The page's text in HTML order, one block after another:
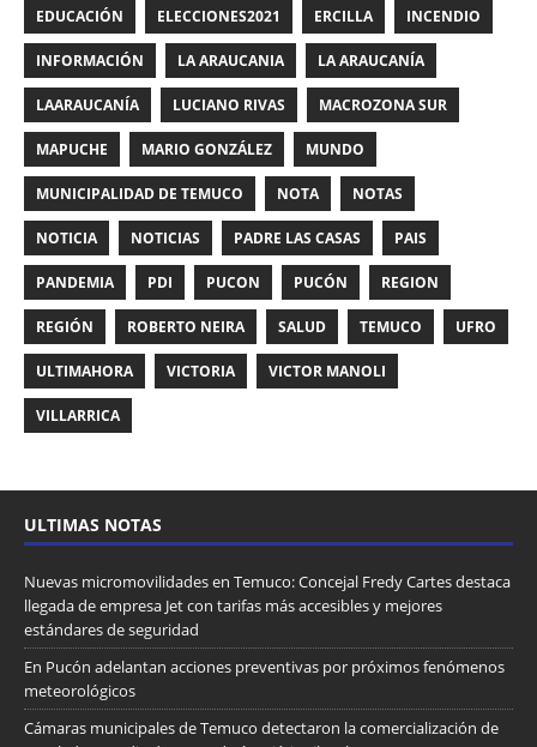
EDUCACIÓN ELECCIONES2021 ERCILLA INCENDIO
INFORMACIÓN LA ARAUCANIA LA ARAUCANÍA
LAARAUCANÍA LUCIANO RIVAS MACROZONA SUR
MAPUCHE MARIO GONZÁLEZ MUNDO
MUNICIPALIDAD DE TEMUCO NOTA NOTAS
NOTICIA NOTICIAS PADRE LAS CASAS PAIS
PANDEMIA PDI PUCON PUCÓN REGION
REGIÓN ROBERTO NEIRA SALUD TEMUCO UFRO
ULTIMAHORA VICTORIA VICTOR MANOLI
VILLARRICA
ULTIMAS NOTAS
Nuevas micromovilidades en Temuco: Concejal Fredy Cartes destaca
llegada de empresa Jet con tarifas más accesibles y mejores
estándares de seguridad
En Pucón adelantan acciones preventivas por próximos fenómenos
meteorológicos
Cámaras municipales de Temuco detectaron la comercialización de